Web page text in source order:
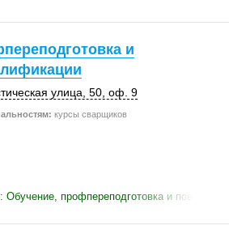
и
улица, 50, оф. 9
курсы сварщиков
Обучение, профпереподготовка и